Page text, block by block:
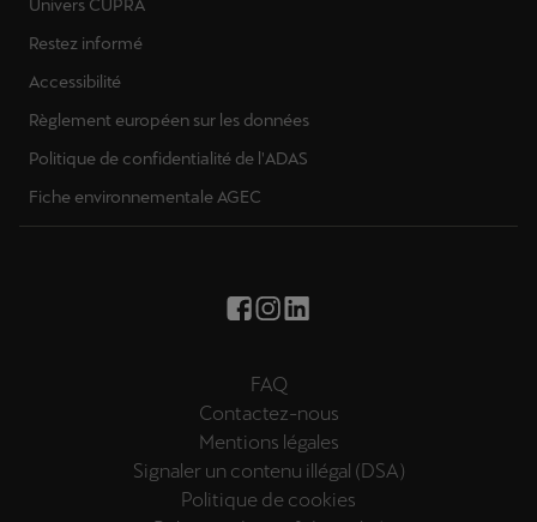
Univers CUPRA
Restez informé
Accessibilité
Règlement européen sur les données
Politique de confidentialité de l'ADAS
Fiche environnementale AGEC
FAQ
Contactez-nous
Mentions légales
Signaler un contenu illégal (DSA)
Politique de cookies